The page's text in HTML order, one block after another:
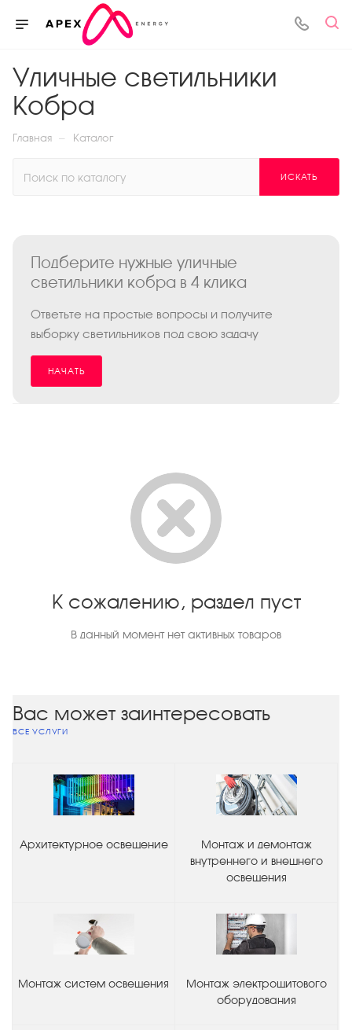
Уличные светильники
Кобра
Главная — Каталог
ИСКАТЬ
Подберите нужные уличные
светильники кобра в 4 клика
Ответьте на простые вопросы и получите
выборку светильников под свою задачу
НАЧАТЬ
К сожалению, раздел пуст
В данный момент нет активных товаров
Вас может заинтересовать
ВСЕ УСЛУГИ
Архитектурное освещение
Монтаж и демонтаж
внутреннего и внешнего
освещения
Монтаж систем освещения
Монтаж электрощитового
оборудования